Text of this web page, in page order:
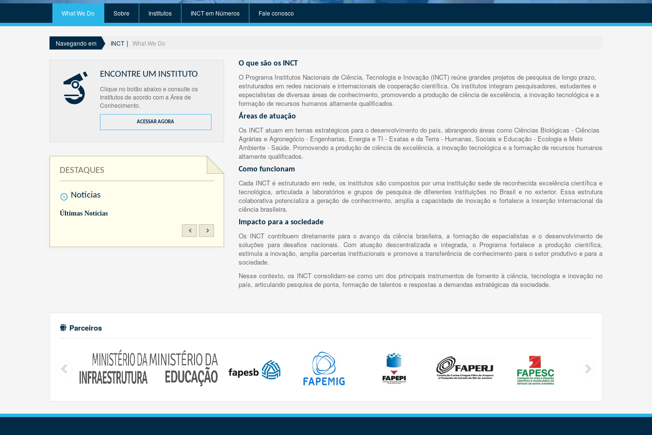
What We Do Sobre Institutos INCT em Números Fale conosco
Navegando em INCT What We Do
ENCONTRE UM INSTITUTO
Clique no botão abaixo e consulte os
Institutos de acordo com a Área de
Conhecimento.
ACESSAR AGORA
DESTAQUES
Notícias
Últimas Notícias
O que são os INCT
O Programa Institutos Nacionais de Ciência, Tecnologia e Inovação (INCT) reúne grandes projetos de pesquisa de longo prazo,
estruturados em redes nacionais e internacionais de cooperação científica. Os institutos integram pesquisadores, estudantes e
especialistas de diversas áreas de conhecimento, promovendo a produção de ciência de excelência, a inovação tecnológica e a
formação de recursos humanos altamente qualificados.
Áreas de atuação
Os INCT atuam em temas estratégicos para o desenvolvimento do país, abrangendo áreas como Ciências Biológicas - Ciências
Agrárias e Agronegócio - Engenharias, Energia e TI - Exatas e da Terra - Humanas, Sociais e Educação - Ecologia e Meio
Ambiente - Saúde. Promovendo a produção de ciência de excelência, a inovação tecnológica e a formação de recursos humanos
altamente qualificados.
Como funcionam
Cada INCT é estruturado em rede, os institutos são compostos por uma instituição sede de reconhecida excelência científica e
tecnológica, articulada a laboratórios e grupos de pesquisa de diferentes instituições no Brasil e no exterior. Essa estrutura
colaborativa potencializa a geração de conhecimento, amplia a capacidade de inovação e fortalece a inserção internacional da
ciência brasileira.
Impacto para a sociedade
Os INCT contribuem diretamente para o avanço da ciência brasileira, a formação de especialistas e o desenvolvimento de
soluções para desafios nacionais. Com atuação descentralizada e integrada, o Programa fortalece a produção científica,
estimula a inovação, amplia parcerias institucionais e promove a transferência de conhecimento para o setor produtivo e para a
sociedade.
Nesse contexto, os INCT consolidam-se como um dos principais instrumentos de fomento à ciência, tecnologia e inovação no
país, articulando pesquisa de ponta, formação de talentos e respostas a demandas estratégicas da sociedade.
Parceiros